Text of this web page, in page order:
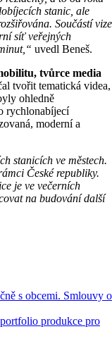
stanic, ale
Součástí vize
síť veřejných
uvedl Beneš.
tvůrce media
tvořit tematická videa,
ohledně
rychlonabíjecí
moderní a
stanicích ve městech.
České republiky.
je ve večerních
na budování další
s obcemi. Smlouvy o
produkce pro